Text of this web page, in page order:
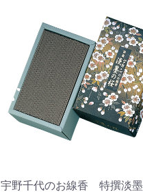
宇野千代のお線香 特撰淡